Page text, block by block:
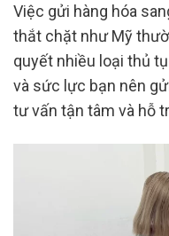
Việc gửi hàng hóa
thắt chặt như Mỹ
quyết nhiều loại thủ
và sức lực bạn nên
tư vấn tận tâm và hỗ